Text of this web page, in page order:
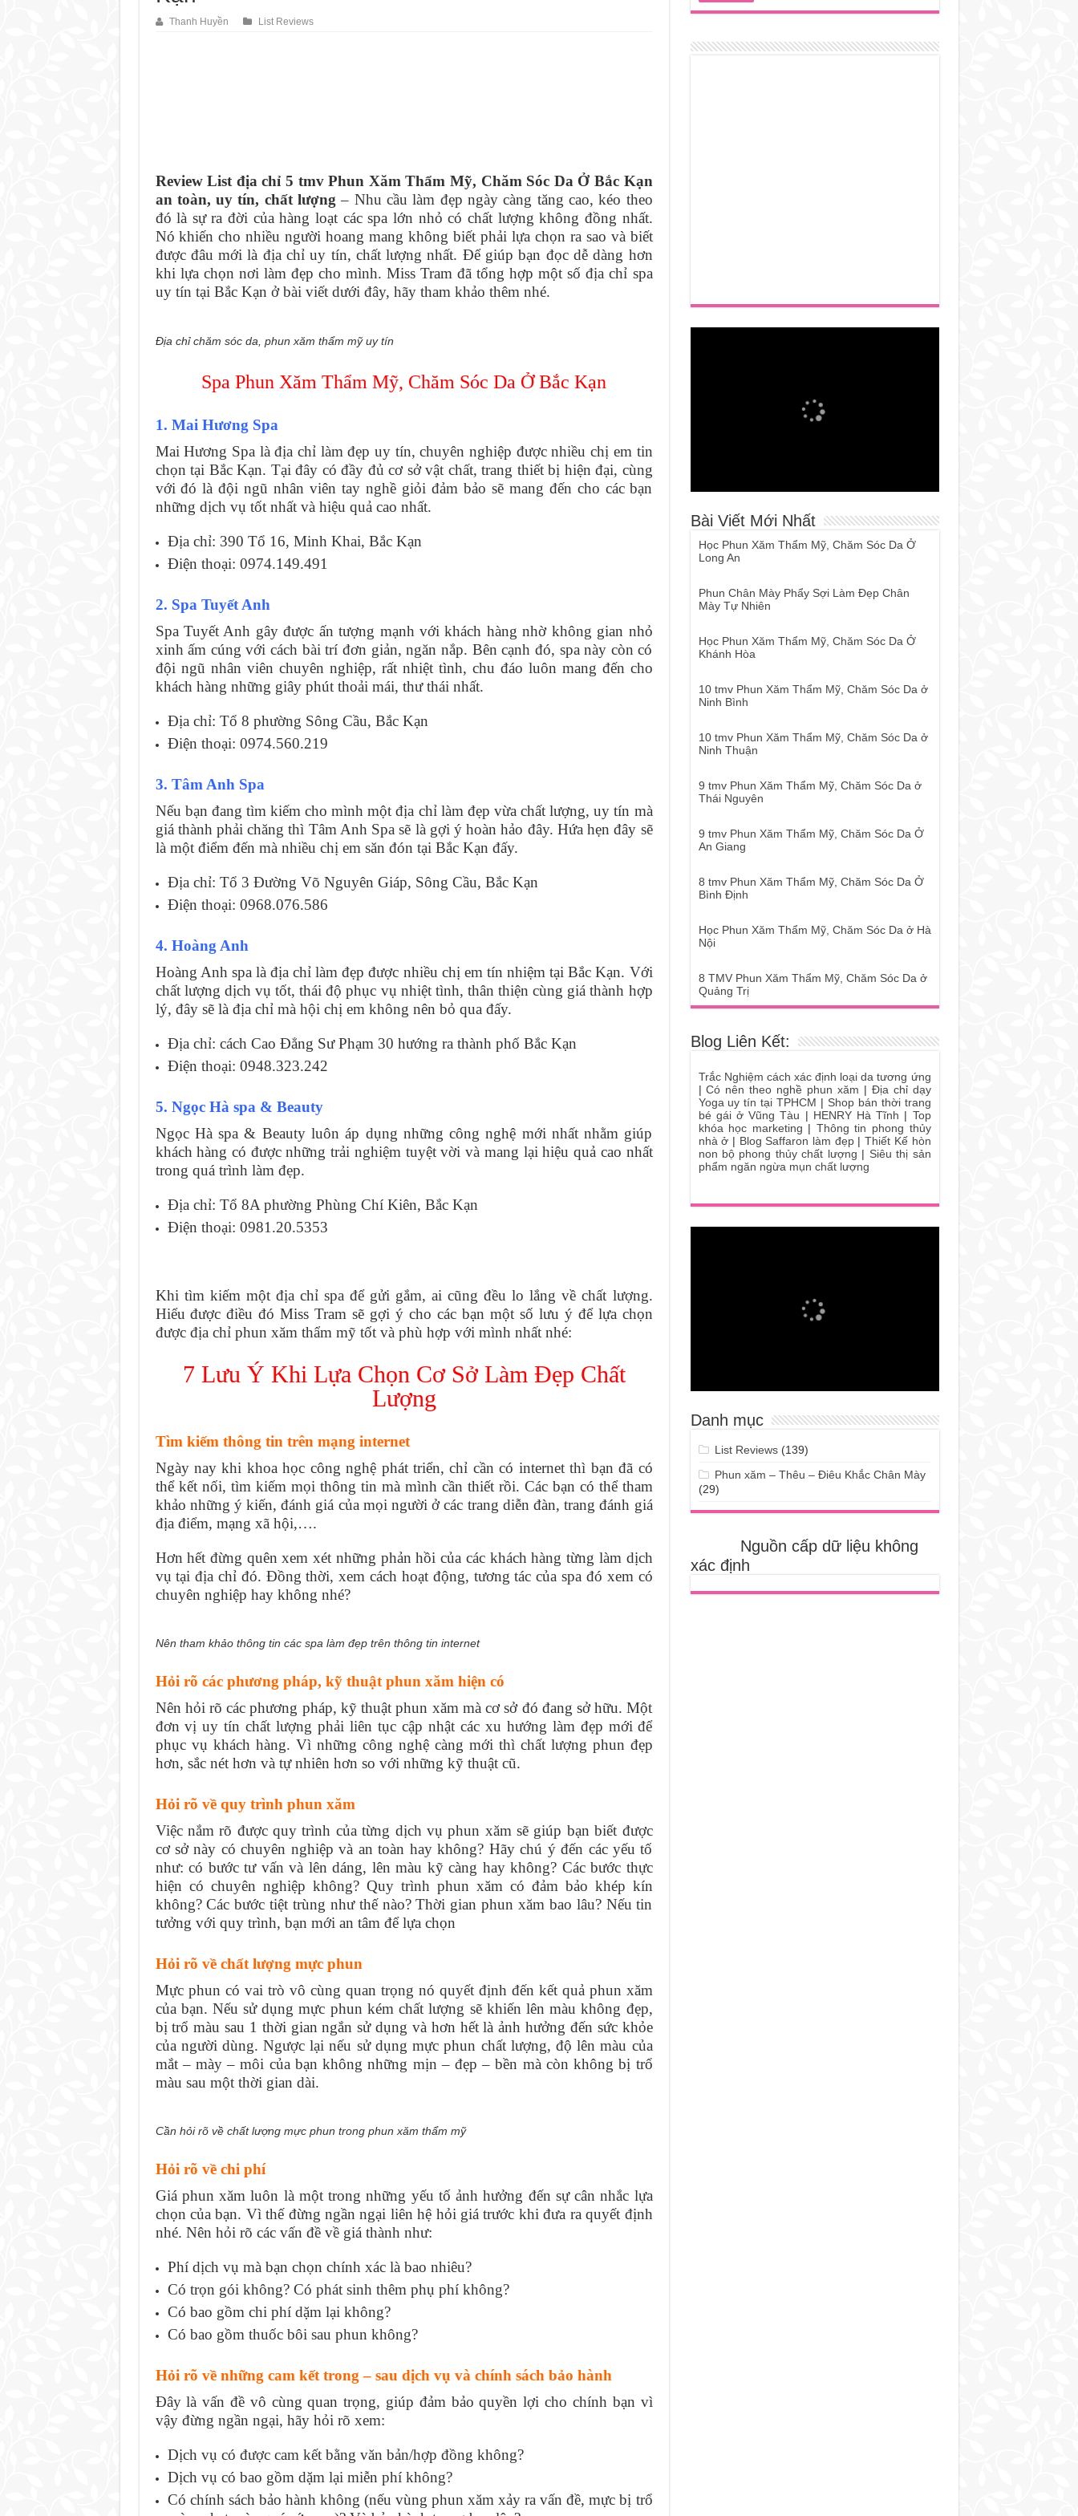
8 TMV Phun Xăm Thẩm Mỹ, Chăm Sóc Da ở Tuyên Quang
Thanh Huyền List Reviews
Review List địa chỉ 5 tmv Phun Xăm Thẩm Mỹ, Chăm Sóc Da Ở Bắc Kạn
an toàn, uy tín, chất lượng – Nhu cầu làm đẹp ngày càng tăng cao, kéo theo
đó là sự ra đời của hàng loạt các spa lớn nhỏ có chất lượng không đồng nhất.
Nó khiến cho nhiều người hoang mang không biết phải lựa chọn ra sao và biết
được đâu mới là địa chỉ uy tín, chất lượng nhất. Để giúp bạn đọc dễ dàng hơn
khi lựa chọn nơi làm đẹp cho mình. Miss Tram đã tổng hợp một số địa chỉ spa
uy tín tại Bắc Kạn ở bài viết dưới đây, hãy tham khảo thêm nhé.
Địa chỉ chăm sóc da, phun xăm thẩm mỹ uy tín
Spa Phun Xăm Thẩm Mỹ, Chăm Sóc Da Ở Bắc Kạn
1. Mai Hương Spa
Mai Hương Spa là địa chỉ làm đẹp uy tín, chuyên nghiệp được nhiều chị em tin
chọn tại Bắc Kạn. Tại đây có đầy đủ cơ sở vật chất, trang thiết bị hiện đại, cùng
với đó là đội ngũ nhân viên tay nghề giỏi đảm bảo sẽ mang đến cho các bạn
những dịch vụ tốt nhất và hiệu quả cao nhất.
Địa chỉ: 390 Tổ 16, Minh Khai, Bắc Kạn
Điện thoại: 0974.149.491
2. Spa Tuyết Anh
Spa Tuyết Anh gây được ấn tượng mạnh với khách hàng nhờ không gian nhỏ
xinh ấm cúng với cách bài trí đơn giản, ngăn nắp. Bên cạnh đó, spa này còn có
đội ngũ nhân viên chuyên nghiệp, rất nhiệt tình, chu đáo luôn mang đến cho
khách hàng những giây phút thoải mái, thư thái nhất.
Địa chỉ: Tổ 8 phường Sông Cầu, Bắc Kạn
Điện thoại: 0974.560.219
3. Tâm Anh Spa
Nếu bạn đang tìm kiếm cho mình một địa chỉ làm đẹp vừa chất lượng, uy tín mà
giá thành phải chăng thì Tâm Anh Spa sẽ là gợi ý hoàn hảo đây. Hứa hẹn đây sẽ
là một điểm đến mà nhiều chị em săn đón tại Bắc Kạn đấy.
Địa chỉ: Tổ 3 Đường Võ Nguyên Giáp, Sông Cầu, Bắc Kạn
Điện thoại: 0968.076.586
4. Hoàng Anh
Hoàng Anh spa là địa chỉ làm đẹp được nhiều chị em tín nhiệm tại Bắc Kạn. Với
chất lượng dịch vụ tốt, thái độ phục vụ nhiệt tình, thân thiện cùng giá thành hợp
lý, đây sẽ là địa chỉ mà hội chị em không nên bỏ qua đấy.
Địa chỉ: cách Cao Đẳng Sư Phạm 30 hướng ra thành phố Bắc Kạn
Điện thoại: 0948.323.242
5. Ngọc Hà spa & Beauty
Ngọc Hà spa & Beauty luôn áp dụng những công nghệ mới nhất nhằm giúp
khách hàng có được những trải nghiệm tuyệt vời và mang lại hiệu quả cao nhất
trong quá trình làm đẹp.
Địa chỉ: Tổ 8A phường Phùng Chí Kiên, Bắc Kạn
Điện thoại: 0981.20.5353
Khi tìm kiếm một địa chỉ spa để gửi gắm, ai cũng đều lo lắng về chất lượng.
Hiểu được điều đó Miss Tram sẽ gợi ý cho các bạn một số lưu ý để lựa chọn
được địa chỉ phun xăm thẩm mỹ tốt và phù hợp với mình nhất nhé:
7 Lưu Ý Khi Lựa Chọn Cơ Sở Làm Đẹp Chất
Lượng
Tìm kiếm thông tin trên mạng internet
Ngày nay khi khoa học công nghệ phát triển, chỉ cần có internet thì bạn đã có
thể kết nối, tìm kiếm mọi thông tin mà mình cần thiết rồi. Các bạn có thể tham
khảo những ý kiến, đánh giá của mọi người ở các trang diễn đàn, trang đánh giá
địa điểm, mạng xã hội,….
Hơn hết đừng quên xem xét những phản hồi của các khách hàng từng làm dịch
vụ tại địa chỉ đó. Đồng thời, xem cách hoạt động, tương tác của spa đó xem có
chuyên nghiệp hay không nhé?
Nên tham khảo thông tin các spa làm đẹp trên thông tin internet
Hỏi rõ các phương pháp, kỹ thuật phun xăm hiện có
Nên hỏi rõ các phương pháp, kỹ thuật phun xăm mà cơ sở đó đang sở hữu. Một
đơn vị uy tín chất lượng phải liên tục cập nhật các xu hướng làm đẹp mới để
phục vụ khách hàng. Vì những công nghệ càng mới thì chất lượng phun đẹp
hơn, sắc nét hơn và tự nhiên hơn so với những kỹ thuật cũ.
Hỏi rõ về quy trình phun xăm
Việc nắm rõ được quy trình của từng dịch vụ phun xăm sẽ giúp bạn biết được
cơ sở này có chuyên nghiệp và an toàn hay không? Hãy chú ý đến các yếu tố
như: có bước tư vấn và lên dáng, lên màu kỹ càng hay không? Các bước thực
hiện có chuyên nghiệp không? Quy trình phun xăm có đảm bảo khép kín
không? Các bước tiệt trùng như thế nào? Thời gian phun xăm bao lâu? Nếu tin
tưởng với quy trình, bạn mới an tâm để lựa chọn
Hỏi rõ về chất lượng mực phun
Mực phun có vai trò vô cùng quan trọng nó quyết định đến kết quả phun xăm
của bạn. Nếu sử dụng mực phun kém chất lượng sẽ khiến lên màu không đẹp,
bị trổ màu sau 1 thời gian ngắn sử dụng và hơn hết là ảnh hưởng đến sức khỏe
của người dùng. Ngược lại nếu sử dụng mực phun chất lượng, độ lên màu của
mắt – mày – môi của bạn không những mịn – đẹp – bền mà còn không bị trổ
màu sau một thời gian dài.
Cần hỏi rõ về chất lượng mực phun trong phun xăm thẩm mỹ
Hỏi rõ về chi phí
Giá phun xăm luôn là một trong những yếu tố ảnh hưởng đến sự cân nhắc lựa
chọn của bạn. Vì thế đừng ngần ngại liên hệ hỏi giá trước khi đưa ra quyết định
nhé. Nên hỏi rõ các vấn đề về giá thành như:
Phí dịch vụ mà bạn chọn chính xác là bao nhiêu?
Có trọn gói không? Có phát sinh thêm phụ phí không?
Có bao gồm chi phí dặm lại không?
Có bao gồm thuốc bôi sau phun không?
Hỏi rõ về những cam kết trong – sau dịch vụ và chính sách bảo hành
Đây là vấn đề vô cùng quan trọng, giúp đảm bảo quyền lợi cho chính bạn vì
vậy đừng ngần ngại, hãy hỏi rõ xem:
Dịch vụ có được cam kết bằng văn bản/hợp đồng không?
Dịch vụ có bao gồm dặm lại miễn phí không?
Có chính sách bảo hành không (nếu vùng phun xăm xảy ra vấn đề, mực bị trổ
Bài Viết Mới Nhất
Học Phun Xăm Thẩm Mỹ, Chăm Sóc Da Ở
Long An
Phun Chân Mày Phẩy Sợi Làm Đẹp Chân
Mày Tự Nhiên
Học Phun Xăm Thẩm Mỹ, Chăm Sóc Da Ở
Khánh Hòa
10 tmv Phun Xăm Thẩm Mỹ, Chăm Sóc Da ở
Ninh Bình
10 tmv Phun Xăm Thẩm Mỹ, Chăm Sóc Da ở
Ninh Thuận
9 tmv Phun Xăm Thẩm Mỹ, Chăm Sóc Da ở
Thái Nguyên
9 tmv Phun Xăm Thẩm Mỹ, Chăm Sóc Da Ở
An Giang
8 tmv Phun Xăm Thẩm Mỹ, Chăm Sóc Da Ở
Bình Định
Học Phun Xăm Thẩm Mỹ, Chăm Sóc Da ở Hà
Nội
8 TMV Phun Xăm Thẩm Mỹ, Chăm Sóc Da ở
Quảng Trị
Blog Liên Kết:
Trắc Nghiệm cách xác định loại da tương ứng
|Có nên theo nghề phun xăm | Địa chỉ dạy
Yoga uy tín tại TPHCM | Shop bán thời trang
bé gái ở Vũng Tàu | HENRY Hà Tĩnh | Top
khóa học marketing | Thông tin phong thủy
nhà ở | Blog Saffaron làm đẹp|Thiết Kế hòn
non bộ phong thủy chất lượng | Siêu thị sản
phẩm ngăn ngừa mụn chất lượng
Danh mục
List Reviews(139)
Phun xăm – Thêu – Điêu Khắc Chân Mày
(29)
Nguồn cấp dữ liệu không
xác định